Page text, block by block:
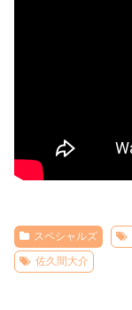
スペシャルズ
佐久間大介